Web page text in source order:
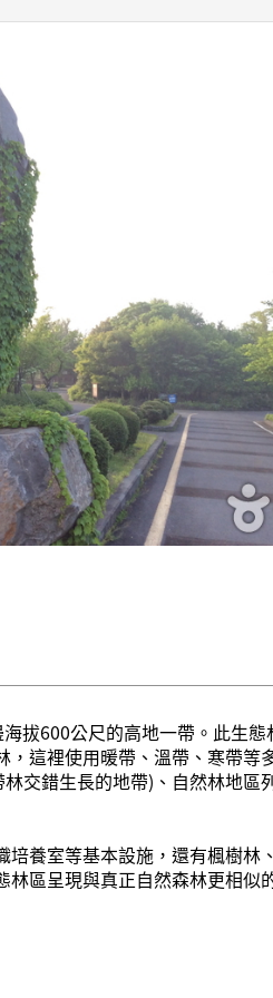
拔600公尺的高地一帶。此生
這裡使用暖帶、溫帶、寒帶
交錯生長的地帶)、自然林地區
養室等基本設施，還有楓樹
區呈現與真正自然森林更相似